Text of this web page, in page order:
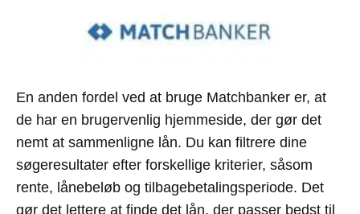
En anden fordel ved at bruge Matchbanker er, at
de har en brugervenlig hjemmeside, der gør det
nemt at sammenligne lån. Du kan filtrere dine
søgeresultater efter forskellige kriterier, såsom
rente, lånebeløb og tilbagebetalingsperiode. Det
gør det lettere at finde det lån, der passer bedst til